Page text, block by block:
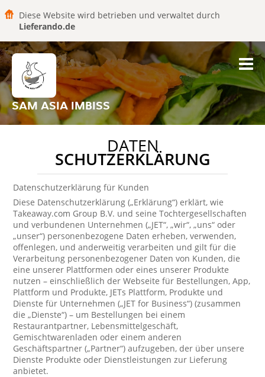
Diese Website wird betrieben und verwaltet durch
Lieferando.de
SAM ASIA IMBISS
DATEN
SCHUTZERKLÄRUNG
Datenschutzerklärung für Kunden
Diese Datenschutzerklärung („Erklärung“) erklärt, wie
Takeaway.com Group B.V. und seine Tochtergesellschaften
und verbundenen Unternehmen („JET“, „wir“, „uns“ oder
„unser“) personenbezogene Daten erheben, verwenden,
offenlegen, und anderweitig verarbeiten und gilt für die
Verarbeitung personenbezogener Daten von Kunden, die
eine unserer Plattformen oder eines unserer Produkte
nutzen – einschließlich der Webseite für Bestellungen, App,
Plattform und Produkte, JETs Plattform, Produkte und
Dienste für Unternehmen („JET for Business“) (zusammen
die „Dienste“) – um Bestellungen bei einem
Restaurantpartner, Lebensmittelgeschäft,
Gemischtwarenladen oder einem anderen
Geschäftspartner („Partner“) aufzugeben, der über unsere
Dienste Produkte oder Dienstleistungen zur Lieferung
anbietet.